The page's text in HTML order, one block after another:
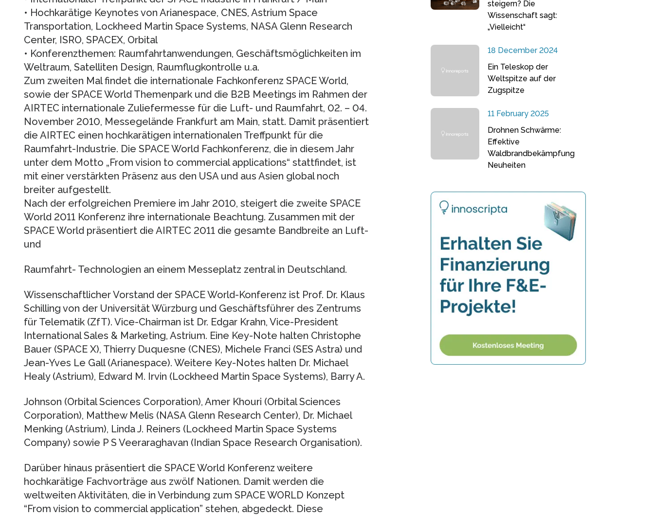
• Hochkarätige Keynotes von Arianespace, CNES, Astrium Space
Transportation, Lockheed Martin Space Systems, NASA Glenn Research
Center, ISRO, SPACEX, Orbital
• Konferenzthemen: Raumfahrtanwendungen, Geschäftsmöglich­keiten im
Weltraum, Satelliten Design, Raumflugkontrolle u.a.
Zum zweiten Mal findet die internationale Fachkonferenz SPACE World,
sowie der SPACE World Themenpark und die B2B Meetings im Rahmen der
AIRTEC internationale Zuliefermesse für die Luft- und Raumfahrt, 02. – 04.
November 2010, Messegelände Frankfurt am Main, statt. Damit präsentiert
die AIRTEC einen hochkarätigen internationalen Treffpunkt für die
Raumfahrt-Industrie. Die SPACE World Fachkonferenz, die in diesem Jahr
unter dem Motto „From vision to commercial applications“ stattfindet, ist
mit einer verstärkten Präsenz aus den USA und aus Asien global noch
breiter aufgestellt.
Nach der erfolgreichen Premiere im Jahr 2010, steigert die zweite SPACE
World 2011 Konferenz ihre internationale Beachtung. Zusammen mit der
SPACE World präsentiert die AIRTEC 2011 die gesamte Bandbreite an Luft-
und
Raumfahrt- Technologien an einem Messeplatz zentral in Deutschland.
Wissenschaftlicher Vorstand der SPACE World-Konferenz ist Prof. Dr. Klaus
Schilling von der Universität Würzburg und Geschäftsführer des Zentrums
für Telematik (ZfT). Vice-Chairman ist Dr. Edgar Krahn, Vice-President
International Sales & Marketing, Astrium. Eine Key-Note halten Christophe
Bauer (SPACE X), Thierry Duquesne (CNES), Michele Franci (SES Astra) und
Jean-Yves Le Gall (Arianespace). Weitere Key-Notes halten Dr. Michael
Healy (Astrium), Edward M. Irvin (Lockheed Martin Space Systems), Barry A.
Johnson (Orbital Sciences Corporation), Amer Khouri (Orbital Sciences
Corporation), Matthew Melis (NASA Glenn Research Center), Dr. Michael
Menking (Astrium), Linda J. Reiners (Lockheed Martin Space Systems
Company) sowie P S Veeraraghavan (Indian Space Research Organisation).
Darüber hinaus präsentiert die SPACE World Konferenz weitere
hochkarätige Fachvorträge aus zwölf Nationen. Damit werden die
weltweiten Aktivitäten, die in Verbindung zum SPACE WORLD Konzept
“From vision to commercial application” stehen, abgedeckt. Diese
steigern? Die
Wissenschaft sagt:
„Vielleicht“
18 December 2024
Ein Teleskop der
Weltspitze auf der
Zugspitze
11 February 2025
Drohnen Schwärme:
Effektive
Waldbrandbekämpfung
Neuheiten